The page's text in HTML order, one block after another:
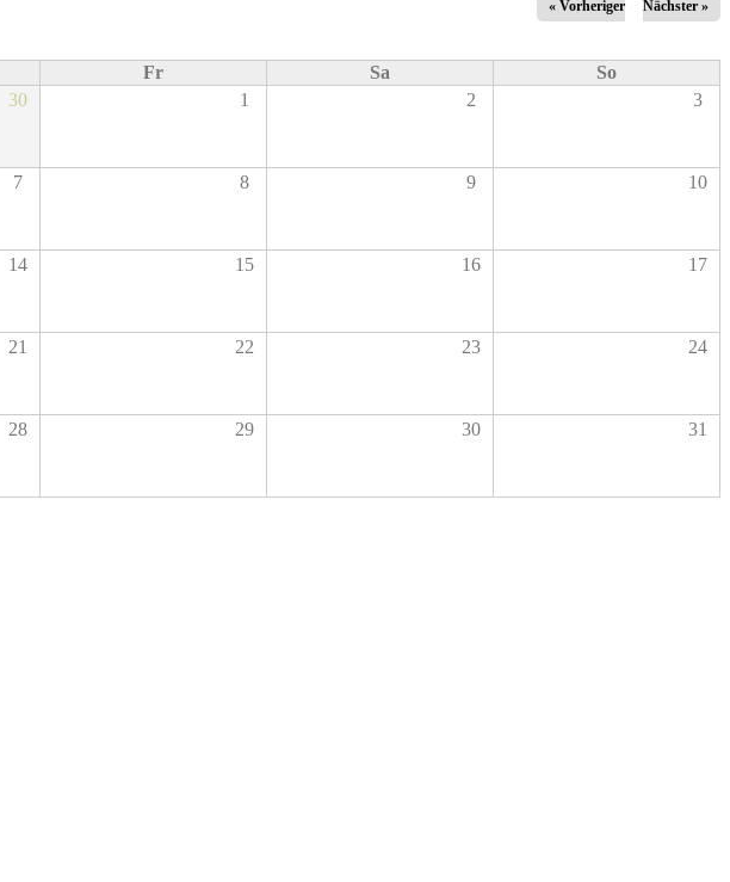
« Vorheriger Nächster »
Fr Sa
So
30 1 2 3
7 8 9 10
14 15 16 17
21 22 23 24
28 29 30 31